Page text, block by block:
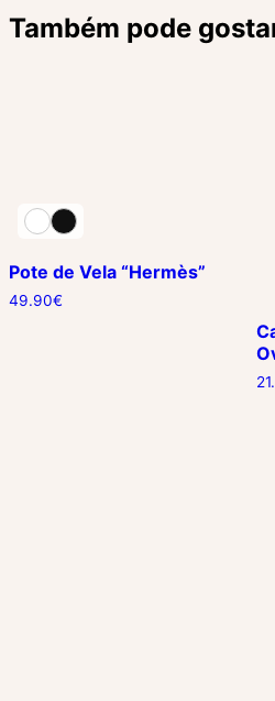
Também pode
Pote de Vela “Hermès”
49.90€